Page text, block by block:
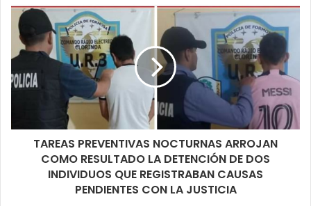
TAREAS PREVENTIVAS NOCTURNAS ARROJAN
COMO RESULTADO LA DETENCIÓN DE DOS
INDIVIDUOS QUE REGISTRABAN CAUSAS
PENDIENTES CON LA JUSTICIA